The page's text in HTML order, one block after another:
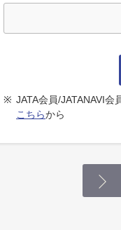
※ JATA会員/JATANAVI
こちらから